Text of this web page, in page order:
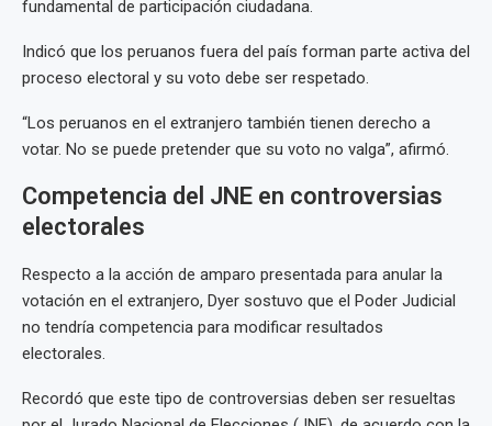
fundamental de participación ciudadana.
Indicó que los peruanos fuera del país forman parte activa del
proceso electoral y su voto debe ser respetado.
“Los peruanos en el extranjero también tienen derecho a
votar. No se puede pretender que su voto no valga”, afirmó.
Competencia del JNE en controversias
electorales
Respecto a la acción de amparo presentada para anular la
votación en el extranjero, Dyer sostuvo que el Poder Judicial
no tendría competencia para modificar resultados
electorales.
Recordó que este tipo de controversias deben ser resueltas